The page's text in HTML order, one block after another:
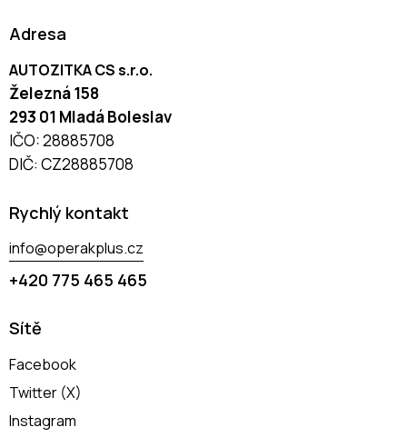
Adresa
AUTOZITKA CS s.r.o.
Železná 158
293 01 Mladá Boleslav
IČO: 28885708
DIČ: CZ28885708
Rychlý kontakt
info@operakplus.cz
+420 775 465 465
Sítě
Facebook
Twitter (X)
Instagram